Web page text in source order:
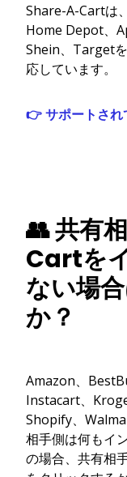
Share-A-Cartは
Home Depot、
Shein、Target
応しています。
👉 サポートされ
👥 共有
Cartを
ない場
か？
Amazon、
Instacart、
Shopify、
相手側は何もイ
の場合、共有相